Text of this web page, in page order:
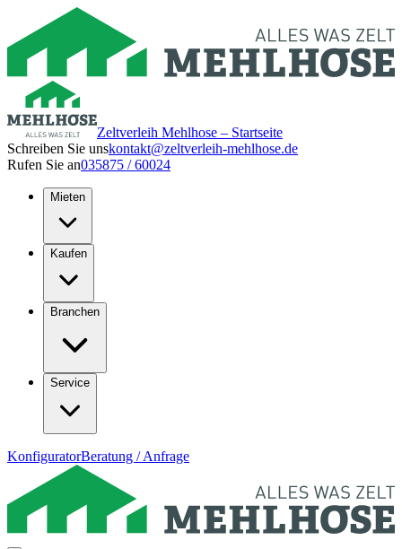
Zeltverleih Mehlhose – Startseite
Schreiben Sie unskontakt@zeltverleih-mehlhose.de
Rufen Sie an035875 / 60024
Mieten
Kaufen
Branchen
Service
KonfiguratorBeratung / Anfrage